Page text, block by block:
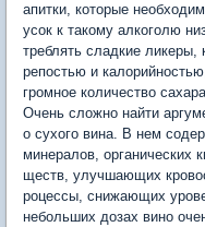
апитки, которые
усок к такому алкоголю
треблять сладкие ликеры,
репостью и
громное количество
Очень сложно найти
о сухого вина. В нем
минералов, органических
ществ, улучшающих
роцессы, снижающих
небольших дозах вино